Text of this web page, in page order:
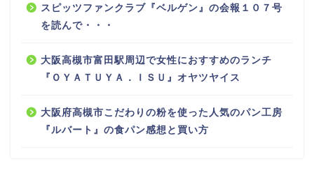
スピッツファンクラブ『ベルゲン』の会報１０７号
を読んで・・・
大阪高槻市富田駅周辺で女性におすすめのランチ
『ＯＹＡＴＵＹＡ．ＩＳＵ』オヤツヤイス
大阪府高槻市こだわりの粉を使った人気のパン工房
『ルバート』の食パン感想と買い方